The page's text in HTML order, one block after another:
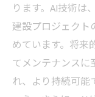
ります。AI技術は
建設プロジェクト
めています。将来
てメンテナンスに
れ、より持続可能